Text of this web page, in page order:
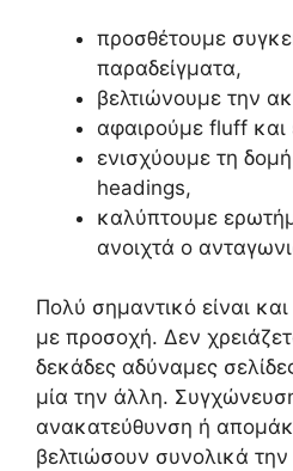
προσθέτουμε
παραδείγματα,
βελτιώνουμε την
αφαιρούμε fluff και
ενισχύουμε τη
headings,
καλύπτουμε
ανοιχτά ο
Πολύ σημαντικό είναι
με προσοχή. Δεν
δεκάδες αδύναμες
μία την άλλη.
ανακατεύθυνση ή
βελτιώσουν συνολικά την